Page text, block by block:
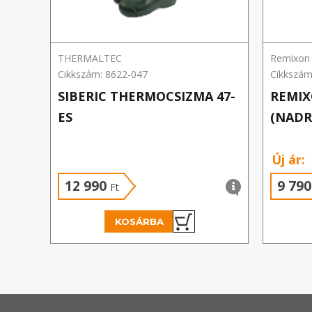
THERMALTEC
Cikkszám: 8622-047
SIBERIC THERMOCSIZMA 47-
ES
12 990 Ft
KOSÁRBA
Remixon
Új ár:
9